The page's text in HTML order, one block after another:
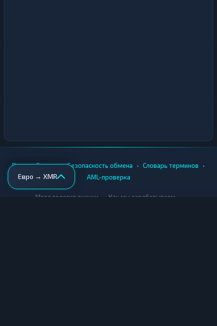
Евро → XMR
Вики • Города • Безопасность обмена • Словарь терминов •
AML-проверка
Методология оценки Как мы зарабатываем